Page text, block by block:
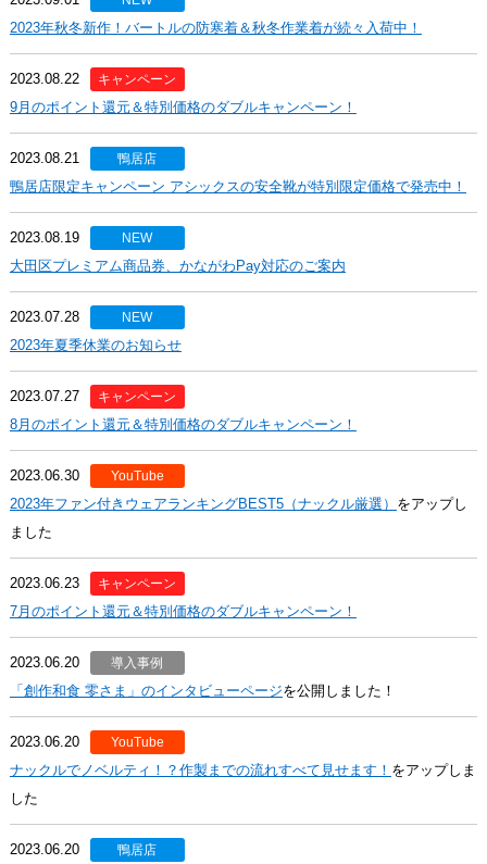
2023年秋冬新作！バートルの防寒着＆秋冬作業着が続々入荷中！
2023.08.22 キャンペーン
9月のポイント還元＆特別価格のダブルキャンペーン！
2023.08.21 鴨居店
鴨居店限定キャンペーン アシックスの安全靴が特別限定価格で発売中！
2023.08.19 NEW
大田区プレミアム商品券、かながわPay対応のご案内
2023.07.28 NEW
2023年夏季休業のお知らせ
2023.07.27 キャンペーン
8月のポイント還元＆特別価格のダブルキャンペーン！
2023.06.30 YouTube
2023年ファン付きウェアランキングBEST5（ナックル厳選） をアップし
ました
2023.06.23 キャンペーン
7月のポイント還元＆特別価格のダブルキャンペーン！
2023.06.20 導入事例
「創作和食 零さま」のインタビューページを公開しました！
2023.06.20 YouTube
ナックルでノベルティ！？作製までの流れすべて見せます！ をアップしま
した
2023.06.20 鴨居店